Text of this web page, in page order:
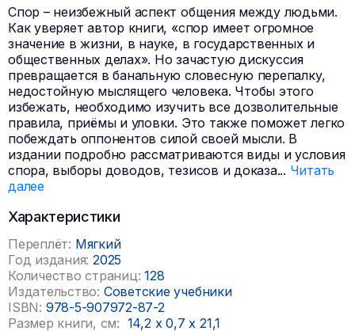
Спор – неизбежный аспект общения между людьми.
Как уверяет автор книги, «спор имеет огромное
значение в жизни, в науке, в государственных и
общественных делах». Но зачастую дискуссия
превращается в банальную словесную перепалку,
недостойную мыслящего человека. Чтобы этого
избежать, необходимо изучить все дозволительные
правила, приёмы и уловки. Это также поможет легко
побеждать оппонентов силой своей мысли. В
издании подробно рассматриваются виды и условия
спора, выборы доводов, тезисов и доказа... Читать
далее
Характеристики
Переплёт: Мягкий
Год издания: 2025
Количество страниц: 128
Издательство: Советские учебники
ISBN: 978-5-907972-87-2
Размер книги, см: 14,2 x 0,7 x 21,1